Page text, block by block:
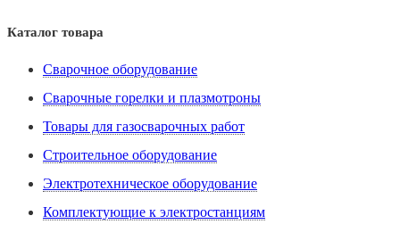
Каталог товара
Сварочное оборудование
Сварочные горелки и плазмотроны
Товары для газосварочных работ
Строительное оборудование
Электротехническое оборудование
Комплектующие к электростанциям